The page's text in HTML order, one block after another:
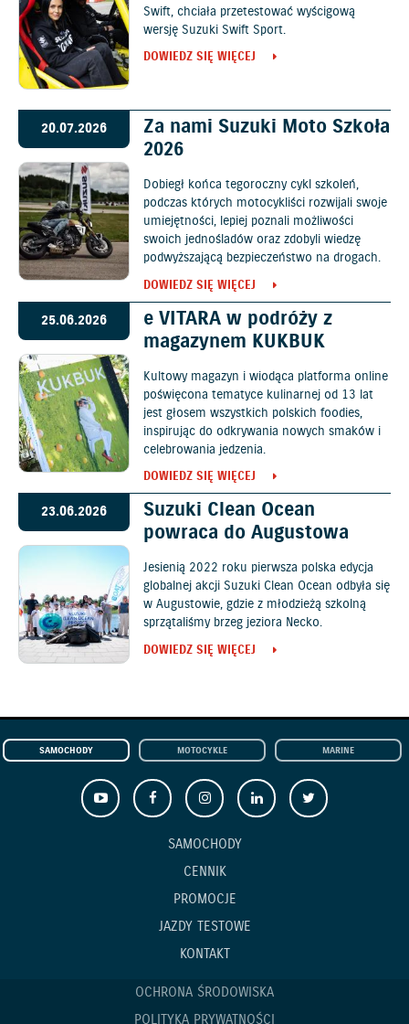
Swift, chciała przetestować wyścigową
wersję Suzuki Swift Sport.
DOWIEDZ SIĘ WIĘCEJ
20.07.2026
Za nami Suzuki Moto Szkoła
2026
Dobiegł końca tegoroczny cykl szkoleń,
podczas których motocykliści rozwijali swoje
umiejętności, lepiej poznali możliwości
swoich jednośladów oraz zdobyli wiedzę
podwyższającą bezpieczeństwo na drogach.
DOWIEDZ SIĘ WIĘCEJ
25.06.2026
e VITARA w podróży z
magazynem KUKBUK
Kultowy magazyn i wiodąca platforma online
poświęcona tematyce kulinarnej od 13 lat
jest głosem wszystkich polskich foodies,
inspirując do odkrywania nowych smaków i
celebrowania jedzenia.
DOWIEDZ SIĘ WIĘCEJ
23.06.2026
Suzuki Clean Ocean
powraca do Augustowa
Jesienią 2022 roku pierwsza polska edycja
globalnej akcji Suzuki Clean Ocean odbyła się
w Augustowie, gdzie z młodzieżą szkolną
sprzątaliśmy brzeg jeziora Necko.
DOWIEDZ SIĘ WIĘCEJ
SAMOCHODY MOTOCYKLE MARINE
SAMOCHODY
CENNIK
PROMOCJE
JAZDY TESTOWE
KONTAKT
OCHRONA ŚRODOWISKA
POLITYKA PRYWATNOŚCI